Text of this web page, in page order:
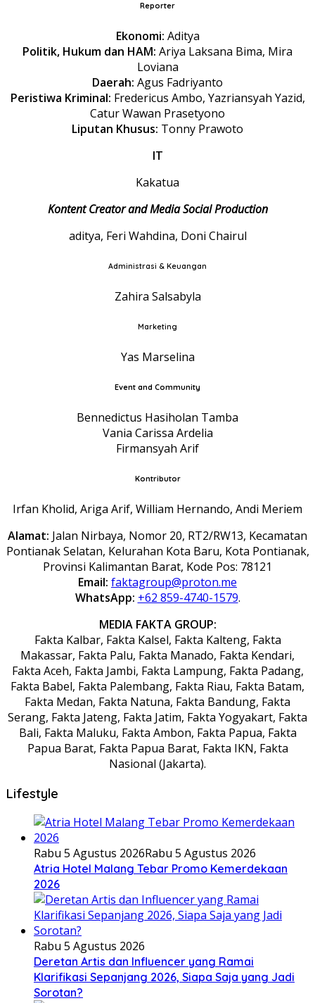
Reporter
Ekonomi: Aditya
Politik, Hukum dan HAM: Ariya Laksana Bima, Mira
Loviana
Daerah: Agus Fadriyanto
Peristiwa Kriminal: Fredericus Ambo, Yazriansyah Yazid,
Catur Wawan Prasetyono
Liputan Khusus: Tonny Prawoto
IT
Kakatua
Kontent Creator and Media Social Production
aditya, Feri Wahdina, Doni Chairul
Administrasi & Keuangan
Zahira Salsabyla
Marketing
Yas Marselina
Event and Community
Bennedictus Hasiholan Tamba
Vania Carissa Ardelia
Firmansyah Arif
Kontributor
Irfan Kholid, Ariga Arif, William Hernando, Andi Meriem
Alamat: Jalan Nirbaya, Nomor 20, RT2/RW13, Kecamatan
Pontianak Selatan, Kelurahan Kota Baru, Kota Pontianak,
Provinsi Kalimantan Barat, Kode Pos: 78121
Email: faktagroup@proton.me
WhatsApp: +62 859-4740-1579.
MEDIA FAKTA GROUP:
Fakta Kalbar, Fakta Kalsel, Fakta Kalteng, Fakta
Makassar, Fakta Palu, Fakta Manado, Fakta Kendari,
Fakta Aceh, Fakta Jambi, Fakta Lampung, Fakta Padang,
Fakta Babel, Fakta Palembang, Fakta Riau, Fakta Batam,
Fakta Medan, Fakta Natuna, Fakta Bandung, Fakta
Serang, Fakta Jateng, Fakta Jatim, Fakta Yogyakart, Fakta
Bali, Fakta Maluku, Fakta Ambon, Fakta Papua, Fakta
Papua Barat, Fakta Papua Barat, Fakta IKN, Fakta
Nasional (Jakarta).
Lifestyle
Rabu 5 Agustus 2026Rabu 5 Agustus 2026
Atria Hotel Malang Tebar Promo Kemerdekaan
2026
Rabu 5 Agustus 2026
Deretan Artis dan Influencer yang Ramai
Klarifikasi Sepanjang 2026, Siapa Saja yang Jadi
Sorotan?